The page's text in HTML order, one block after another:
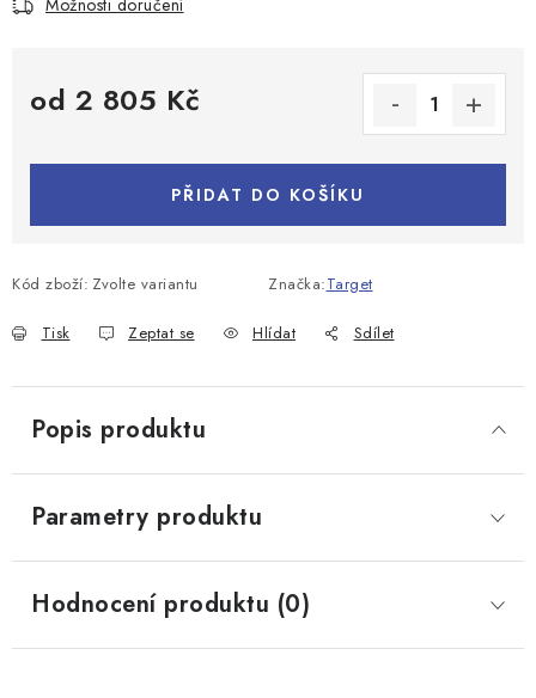
Možnosti doručení
od 2 805 Kč
PŘIDAT DO KOŠÍKU
Kód zboží: Zvolte variantu Značka:Target
Tisk Zeptat se Hlídat Sdílet
Popis produktu
Parametry produktu
Hodnocení produktu (0)